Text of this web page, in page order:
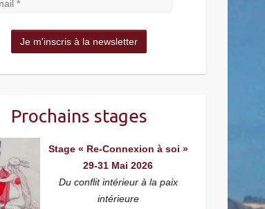
Prochains stages
Stage « Re-Connexion à soi »
29-31 Mai 2026
Du conflit intérieur à la paix
intérieure